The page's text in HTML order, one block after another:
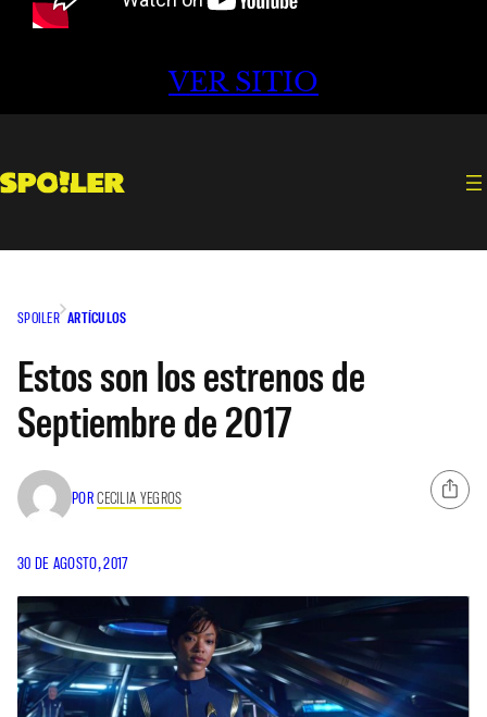
VER SITIO
SPOILER ARTÍCULOS
Estos son los estrenos de
Septiembre de 2017
PORCECILIA YEGROS
30 DE AGOSTO, 2017